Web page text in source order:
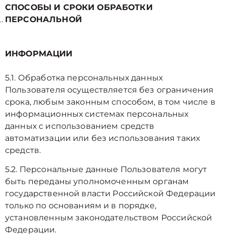
СПОСОБЫ И СРОКИ ОБРАБОТКИ
ПЕРСОНАЛЬНОЙ
ИНФОРМАЦИИ
5.1. Обработка персональных данных
Пользователя осуществляется без ограничения
срока, любым законным способом, в том числе в
информационных системах персональных
данных с использованием средств
автоматизации или без использования таких
средств.
5.2. Персональные данные Пользователя могут
быть переданы уполномоченным органам
государственной власти Российской Федерации
только по основаниям и в порядке,
установленным законодательством Российской
Федерации.